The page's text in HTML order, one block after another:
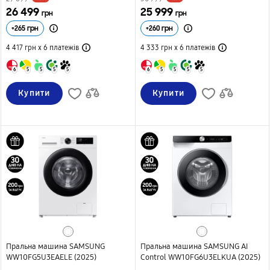
26 499 грн
+265 грн
4 417 грн х 6 платежів
6 5 5 5 5
Купити
25 999 грн
+260грн
4 333 грн х 6 платежів
6 5 5 5 5
Купити
Пральна машина SAMSUNG
WW10FG5U3EAELE (2025)
Пральна машина SAMSUNG AI
Control WW10FG6U3ELKUA (2025)